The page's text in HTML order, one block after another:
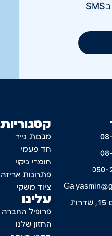
אני מאשר/ת קבלת חומר פרסומי בטלפון, במייל, בSMS
קטגוריות
מגבות נייר
חד פעמי
חומרי ניקוי
פתרונות אריזה
ציוד משקי
עלינו
פרופיל החברה
החזון שלנו
050-